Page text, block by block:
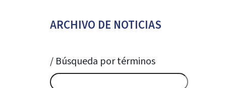
ARCHIVO DE NOTICIAS
/ Búsqueda por términos